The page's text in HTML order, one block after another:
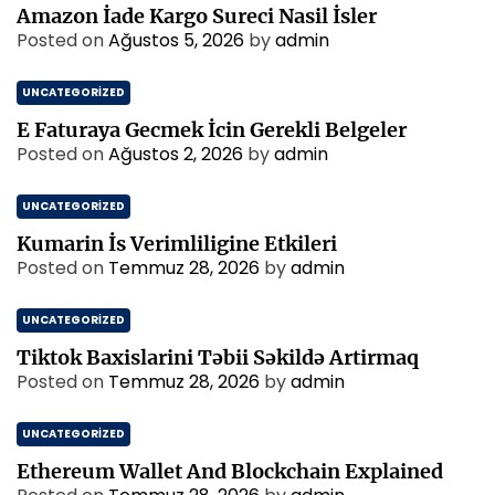
Amazon İade Kargo Sureci Nasil İsler
Posted onAğustos 5, 2026 byadmin
UNCATEGORIZED
E Faturaya Gecmek İcin Gerekli Belgeler
Posted onAğustos 2, 2026 byadmin
UNCATEGORIZED
Kumarin İs Verimliligine Etkileri
Posted on Temmuz 28, 2026 byadmin
UNCATEGORIZED
Tiktok Baxislarini Təbii Səkildə Artirmaq
Posted on Temmuz 28, 2026 byadmin
UNCATEGORIZED
Ethereum Wallet And Blockchain Explained